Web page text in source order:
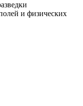
и физических